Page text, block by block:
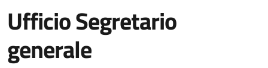
Ufficio Segretario
generale